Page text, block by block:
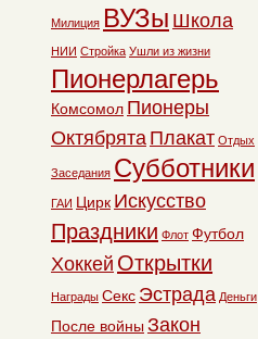
Милиция ВУЗы Школа
НИИ Стройка Ушли из жизни
Пионерлагерь
Комсомол Пионеры
Октябрята Плакат Отдых
Заседания Субботники
ГАИ Цирк Искусство
Праздники Флот Футбол
Хоккей Открытки
Награды Секс Эстрада Деньги
После войны Закон